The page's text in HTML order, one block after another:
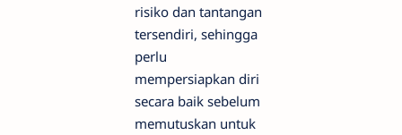
risiko dan tantangan
tersendiri, sehingga
perlu
mempersiapkan diri
secara baik sebelum
memutuskan untuk